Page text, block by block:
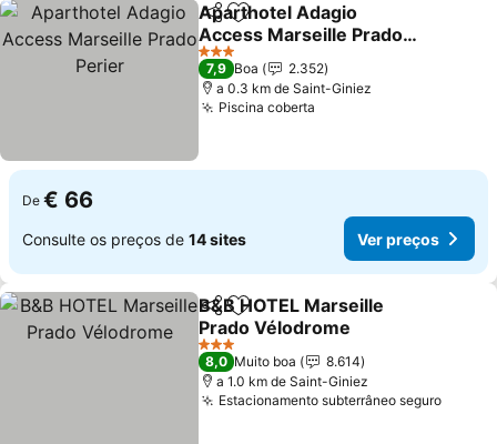
PartilharAdicionar aos favoritos
Aparthotel Adagio
Access Marseille Prado
Perier
3 Estrelas
7,9 Boa
2.352
a 0.3 km de Saint-Giniez
Piscina coberta
De € 66
Consulte os preços de 14 sites Ver preços
PartilharAdicionar aos favoritos
B&B HOTEL Marseille
Prado Vélodrome
3 Estrelas
8,0 Muito boa
8.614
a 1.0 km de Saint-Giniez
Estacionamento subterrâneo seguro